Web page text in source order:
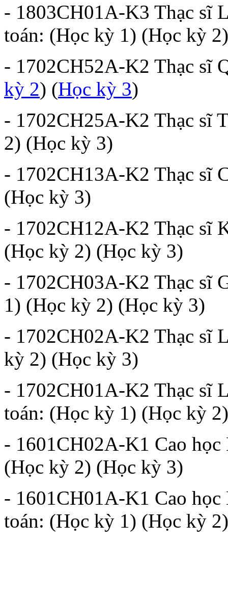
- 1803CH01A-K3 Thạc sĩ
toán: (Học kỳ 1) (Học kỳ
- 1702CH52A-K2 Thạc sĩ
kỳ 2) (Học kỳ 3)
- 1702CH25A-K2 Thạc sĩ
2) (Học kỳ 3)
- 1702CH13A-K2 Thạc sĩ
(Học kỳ 3)
- 1702CH12A-K2 Thạc sĩ
(Học kỳ 2) (Học kỳ 3)
- 1702CH03A-K2 Thạc sĩ
1) (Học kỳ 2) (Học kỳ 3)
- 1702CH02A-K2 Thạc sĩ
kỳ 2) (Học kỳ 3)
- 1702CH01A-K2 Thạc sĩ
toán: (Học kỳ 1) (Học kỳ
- 1601CH02A-K1 Cao
(Học kỳ 2) (Học kỳ 3)
- 1601CH01A-K1 Cao học
toán: (Học kỳ 1) (Học kỳ